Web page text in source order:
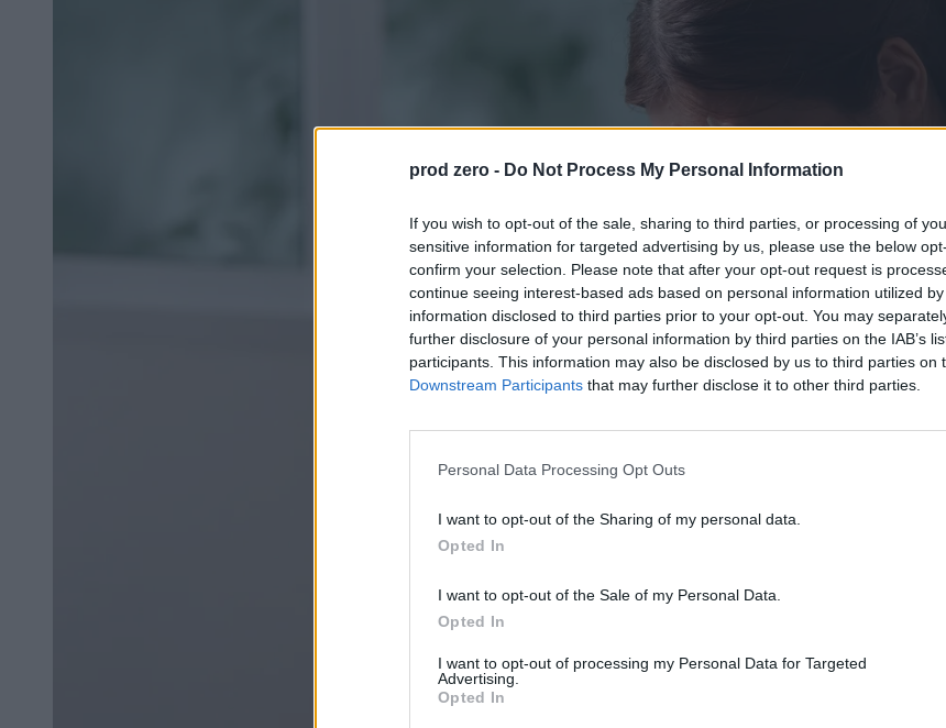
prod zero - Do Not Process My Personal Information
If you wish to opt-out of the sale, sharing to third parties, or processing of
sensitive information for targeted advertising by us, please use the below
confirm your selection. Please note that after your opt-out request is
continue seeing interest-based ads based on personal information utilized
information disclosed to third parties prior to your opt-out. You may
further disclosure of your personal information by third parties on the IAB’s
participants. This information may also be disclosed by us to third parties on
Downstream Participants that may further disclose it to other third parties.
Personal Data Processing Opt Outs
I want to opt-out of the Sharing of my personal data.
Opted In
I want to opt-out of the Sale of my Personal Data.
Opted In
I want to opt-out of processing my Personal Data for Targeted
Advertising.
Opted In